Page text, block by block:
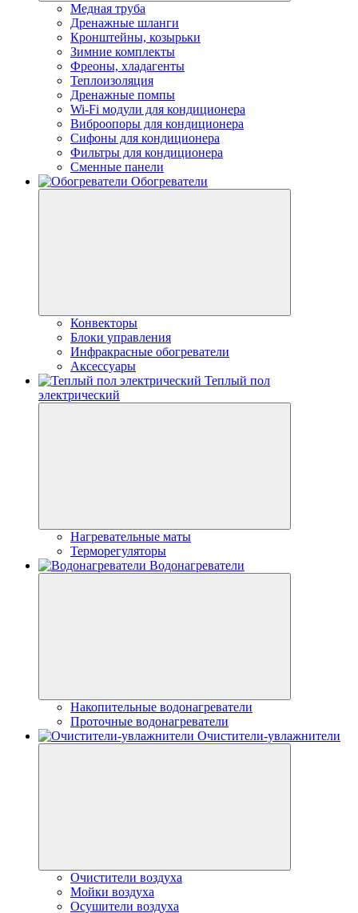
Медная труба
Дренажные шланги
Кронштейны, козырьки
Зимние комплекты
Фреоны, хладагенты
Теплоизоляция
Дренажные помпы
Wi-Fi модули для кондиционера
Виброопоры для кондиционера
Сифоны для кондиционера
Фильтры для кондиционера
Сменные панели
Обогреватели
Конвекторы
Блоки управления
Инфракрасные обогреватели
Аксессуары
Теплый пол
электрический
Нагревательные маты
Терморегуляторы
Водонагреватели
Накопительные водонагреватели
Проточные водонагреватели
Очистители-увлажнители
Очистители воздуха
Мойки воздуха
Осушители воздуха